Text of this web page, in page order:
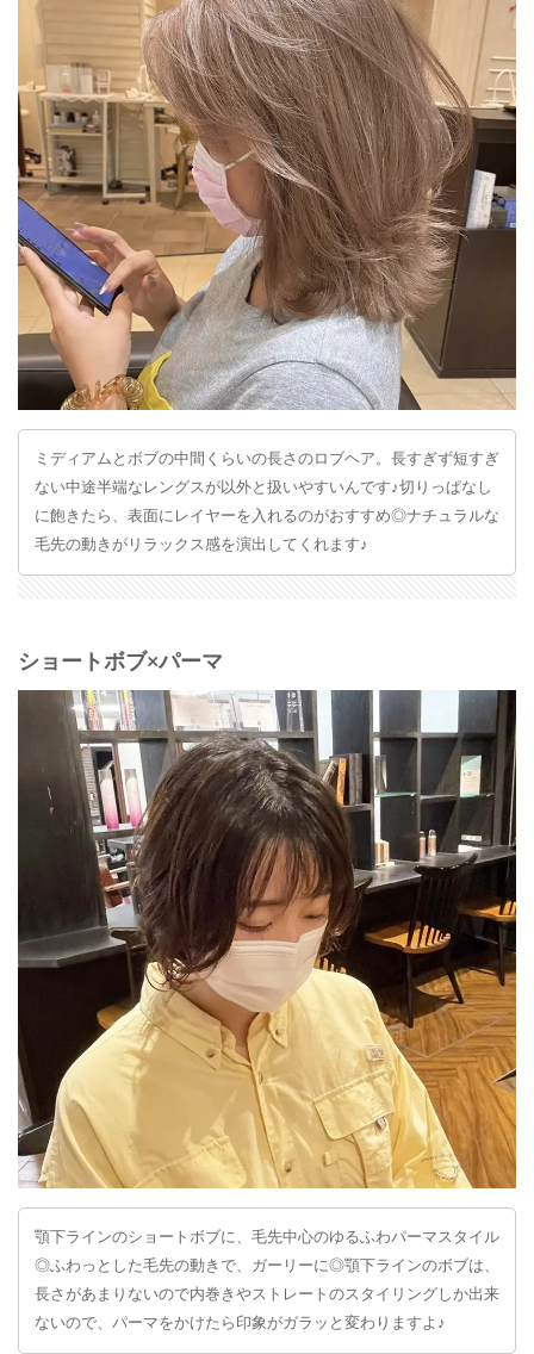
ミディアムとボブの中間くらいの長さのロブヘア。長すぎず短すぎ
ない中途半端なレングスが以外と扱いやすいんです♪切りっぱなし
に飽きたら、表面にレイヤーを入れるのがおすすめ◎ナチュラルな
毛先の動きがリラックス感を演出してくれます♪
ショートボブ×パーマ
顎下ラインのショートボブに、毛先中心のゆるふわパーマスタイル
◎ふわっとした毛先の動きで、ガーリーに◎顎下ラインのボブは、
長さがあまりないので内巻きやストレートのスタイリングしか出来
ないので、パーマをかけたら印象がガラッと変わりますよ♪